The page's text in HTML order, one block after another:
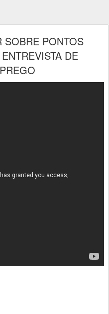
SOBRE PONTOS
DE